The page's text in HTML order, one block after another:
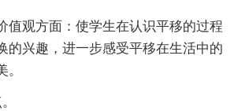
值观方面：使学生在认识平移的过程
的兴趣，进一步感受平移在生活中的